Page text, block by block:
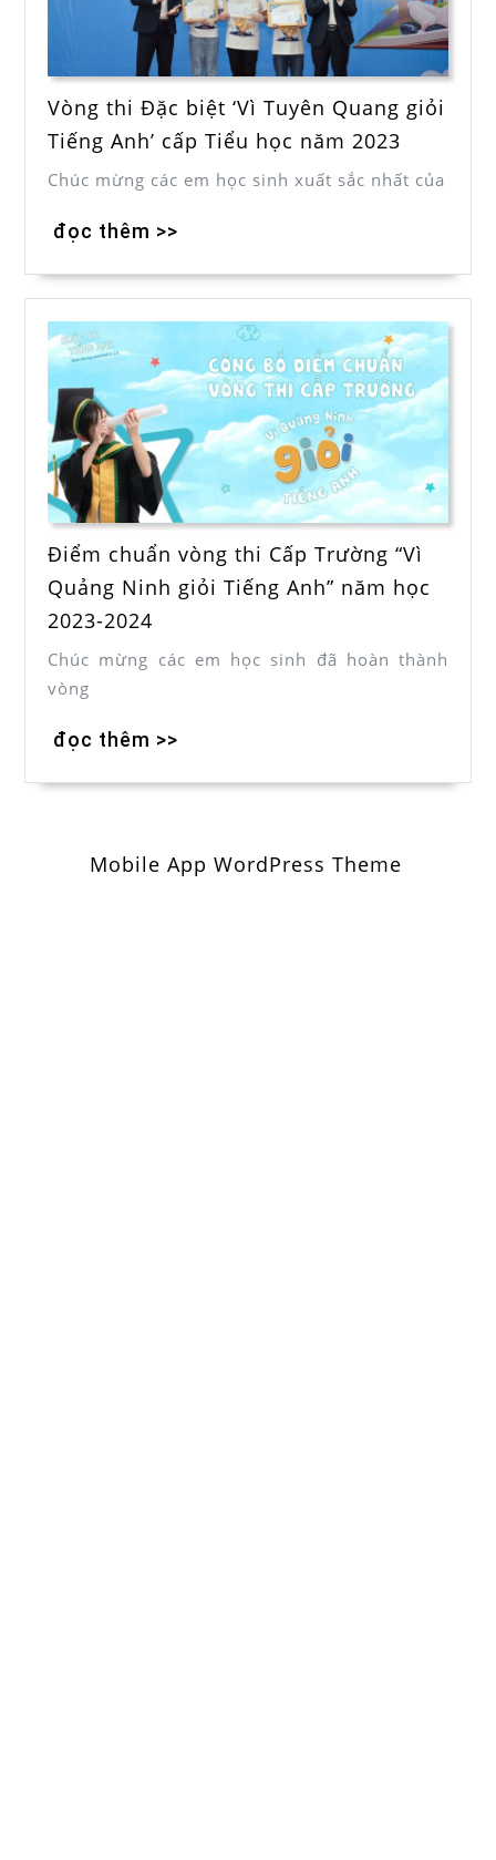
Vòng thi Đặc biệt ‘Vì Tuyên Quang giỏi
Tiếng Anh’ cấp Tiểu học năm 2023
Chúc mừng các em học sinh xuất sắc nhất của
đọc thêm >>
Điểm chuẩn vòng thi Cấp Trường “Vì
Quảng Ninh giỏi Tiếng Anh” năm học
2023-2024
Chúc mừng các em học sinh đã hoàn thành
vòng
đọc thêm >>
Mobile App WordPress Theme